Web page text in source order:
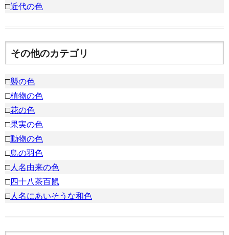
□近代の色
その他のカテゴリ
□襲の色
□植物の色
□花の色
□果実の色
□動物の色
□鳥の羽色
□人名由来の色
□四十八茶百鼠
□人名にあいそうな和色